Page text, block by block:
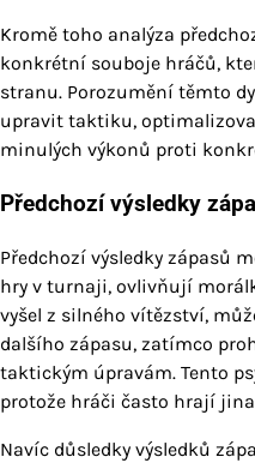
Kromě toho analýza
konkrétní souboje hráčů,
stranu. Porozumění těmto
upravit taktiku,
minulých výkonů proti
Předchozí výsledky
Předchozí výsledky zápasů
hry v turnaji, ovlivňují
vyšel z silného vítězství,
dalšího zápasu, zatímco
taktickým úpravám. Tento
protože hráči často hrají
Navíc důsledky výsledků